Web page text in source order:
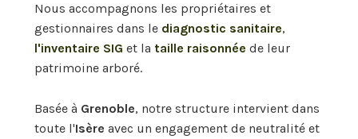
Nous accompagnons les propriétaires et
gestionnaires dans le diagnostic sanitaire,
l'inventaire SIG et la taille raisonnée de leur
patrimoine arboré.
Basée à Grenoble, notre structure intervient dans
toute l'Isère avec un engagement de neutralité et